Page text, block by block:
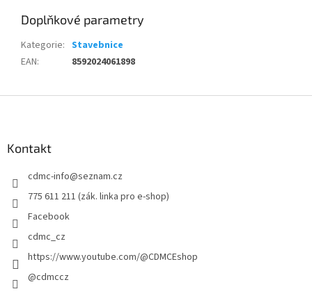
Doplňkové parametry
Kategorie: Stavebnice
EAN: 8592024061898
Kontakt
cdmc-info@seznam.cz
775 611 211 (zák. linka pro e-shop)
Facebook
cdmc_cz
https://www.youtube.com/@CDMCEshop
@cdmccz